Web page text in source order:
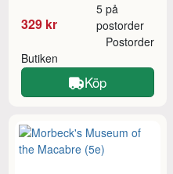
329 kr
5 på
postorder
Butiken
Postorder
Köp